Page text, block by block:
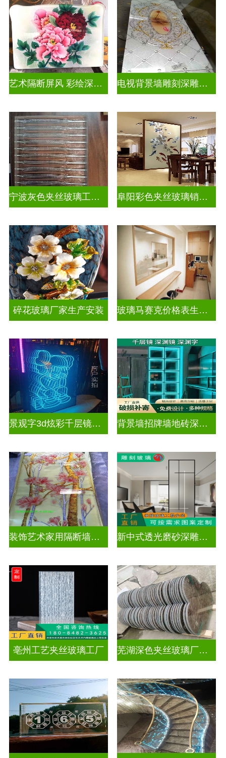
艺术隔断屏风 彩绘深雕浮雕玻璃 电视背景墙雕刻深雕双面效果
宁波灰色夹丝玻璃工厂招聘 阜阳彩色夹丝玻璃销售电话
碎花玻璃厂家生产安装 玻璃马赛克价格表生产电话
景观字3d炫彩千层镜深渊镜 背景墙招牌墙地砖深渊镜千层镜
装饰艺术家用隔断墙深雕玻璃 新中式透光磨砂深雕玻璃
亳州工艺夹丝玻璃工厂 芜湖深色夹丝玻璃厂家电话